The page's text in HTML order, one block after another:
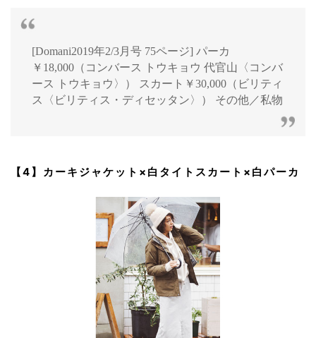
[Domani2019年2/3月号 75ページ] パーカ
￥18,000（コンバース トウキョウ 代官山〈コンバ
ース トウキョウ〉） スカート￥30,000（ビリティ
ス〈ビリティス・ディセッタン〉） その他／私物
【4】カーキジャケット×白タイトスカート×白パーカ